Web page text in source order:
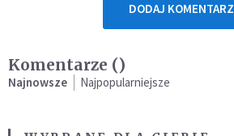
DODAJ KOMENTARZ
Komentarze ()
Najnowsze Najpopularniejsze